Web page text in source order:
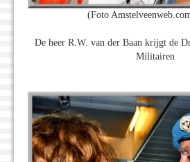
(Foto
De heer R.W. van der Baan krijgt de
Militairen